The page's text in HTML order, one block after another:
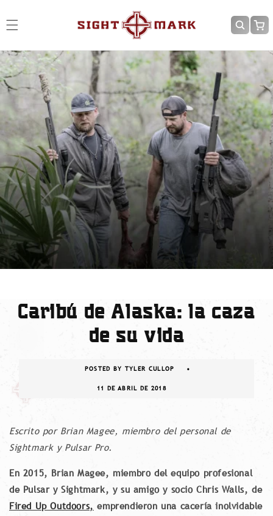
al contenido
Carrito
Caribú de Alaska: la caza
de su vida
POSTED BY TYLER CULLOP
11 DE ABRIL DE 2018
Escrito por Brian Magee, miembro del personal de
Sightmark y Pulsar Pro.
En 2015, Brian Magee, miembro del equipo profesional
de Pulsar y Sightmark, y su amigo y socio Chris Walls, de
Fired Up Outdoors, emprendieron una cacería inolvidable